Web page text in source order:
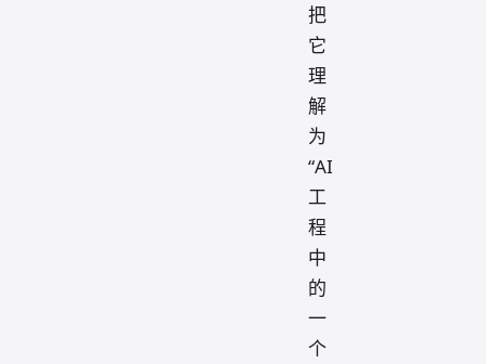
把
它
理
解
为
“AI
工
程
中
的
一
个